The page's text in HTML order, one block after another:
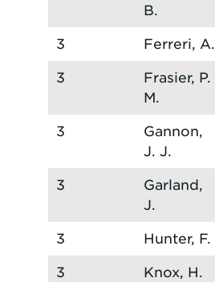
B.
3 Ferreri, A.
3
Frasier, P.
M.
3
Gannon,
J. J.
3
Garland,
J.
3 Hunter, F.
3
Knox, H.